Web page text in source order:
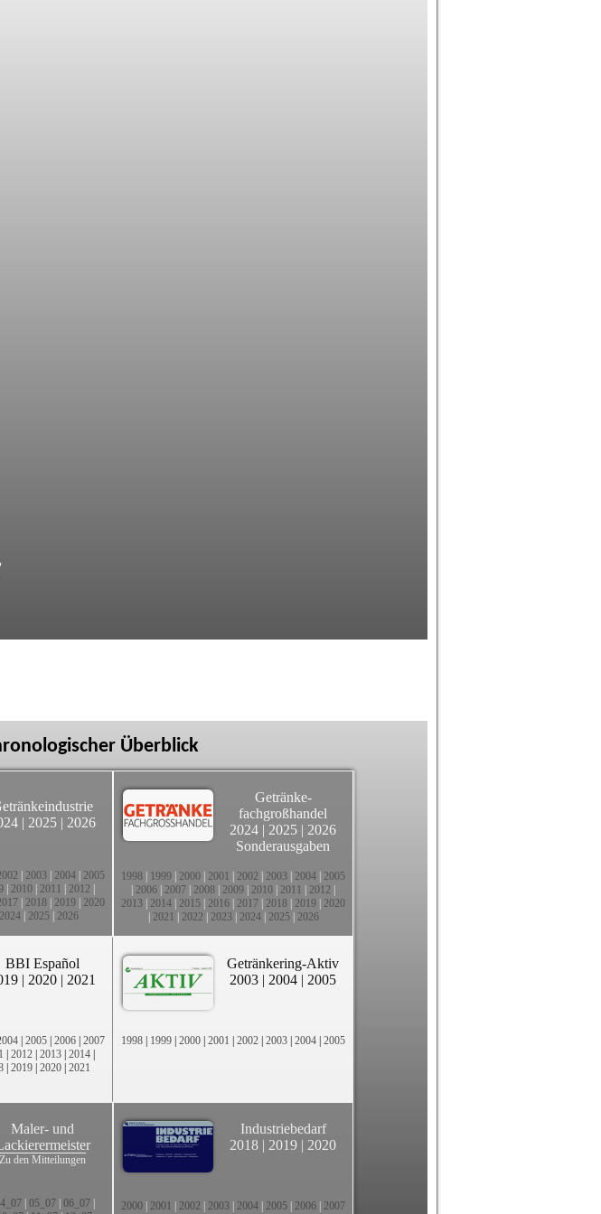
Überblick
| 2025 | 2026
2003 2004 2005
2010 2011 2012
2018 2019 2020
2024| 2025| 2026
Getränke-
fachgroßhandel
2024 | 2025 | 2026
Sonderausgaben
1998 1999 2000 2001 2002 2003 2004 2005
2006 2007 2008 2009 2010 2011 2012
2013 2014 2015 2016 2017 2018 2019 2020
2021 2022 2023| 2024| 2025| 2026
BBI Español
| 2020 | 2021
| 2005 | 2006 | 2007
| 2012 | 2013 | 2014 |
| 2019 | 2020 | 2021
Getränkering-Aktiv
2003 | 2004 | 2005
1998 | 1999 | 2000 | 2001 | 2002 | 2003 | 2004 | 2005
Maler- und
Zu den Mitteilungen
| 05_07| 06_07|
Industriebedarf
2018 | 2019 | 2020
2000 2001 2002 2003 2004 2005 2006 2007